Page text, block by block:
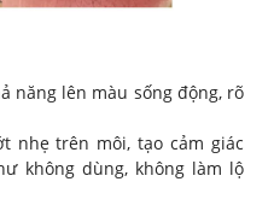
năng lên màu sống động, rõ
nhẹ trên môi, tạo cảm giác
không dùng, không làm lộ